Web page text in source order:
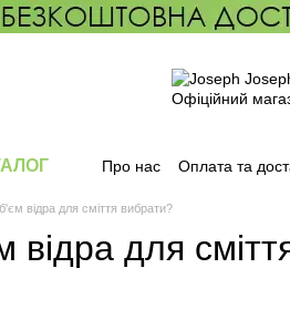
Про нас Оплата та
відра для сміття вибрати?
відра для